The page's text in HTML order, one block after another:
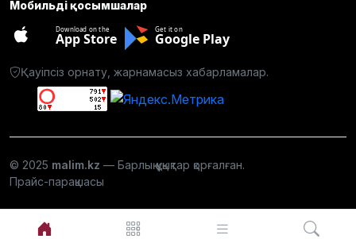
Мобильді қосымшалар
Download on the
App Store
Get it on
Google Play
Қауіпсіз орнату, жарнамасыз хабарламалар.
© 2025 malim.kz — Барлық құқықтар қорғалған.
Прайс-парақшасы